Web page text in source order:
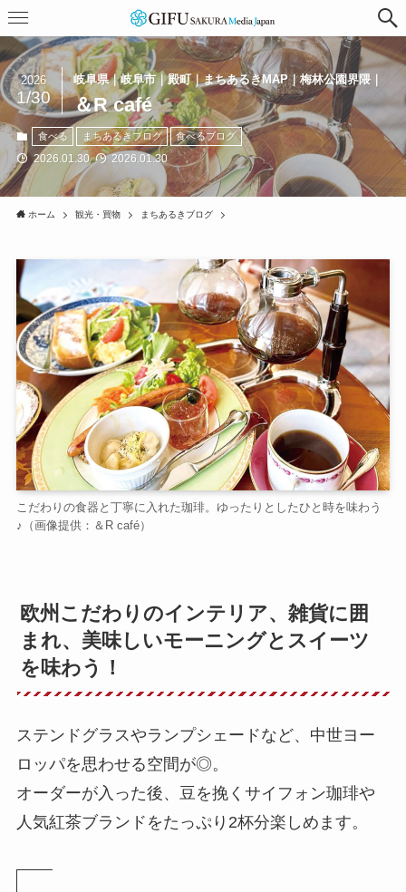
岐阜県｜岐阜市｜殿町｜まちあるきMAP｜梅林公園界隈｜
＆R café
2026
1/30
食べる まちあるきブログ 食べるブログ
2026.01.30 2026.01.30
ホーム 観光・買物 まちあるきブログ
こだわりの食器と丁寧に入れた珈琲。ゆったりとしたひと時を味わう
♪（画像提供：＆R café）
欧州こだわりのインテリア、雑貨に囲
まれ、美味しいモーニングとスイーツ
を味わう！
ステンドグラスやランプシェードなど、中世ヨー
ロッパを思わせる空間が◎。
オーダーが入った後、豆を挽くサイフォン珈琲や
人気紅茶ブランドをたっぷり2杯分楽しめます。